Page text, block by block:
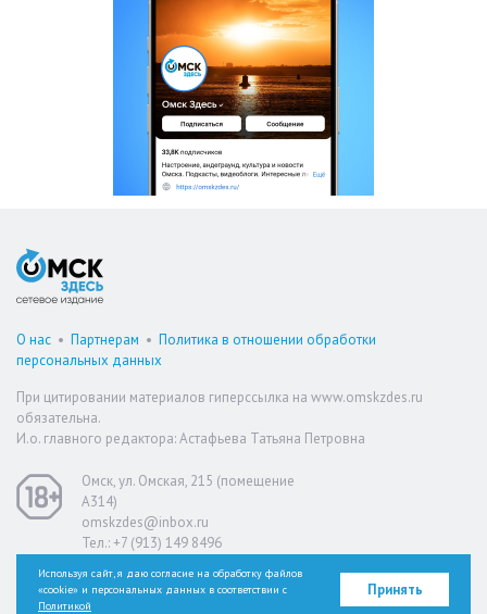
О нас • Партнерам • Политика в отношении обработки
персональных данных
При цитировании материалов гиперссылка на www.omskzdes.ru
обязательна.
И.о. главного редактора: Астафьева Татьяна Петровна
Омск, ул. Омская, 215 (помещение
А314)
omskzdes@inbox.ru
Тел.: +7 (913) 149 8496
Версия для слабовидящих
Используя сайт, я даю согласие на обработку файлов
«cookie» и персональных данных в соответствии с
Политикой
Принять